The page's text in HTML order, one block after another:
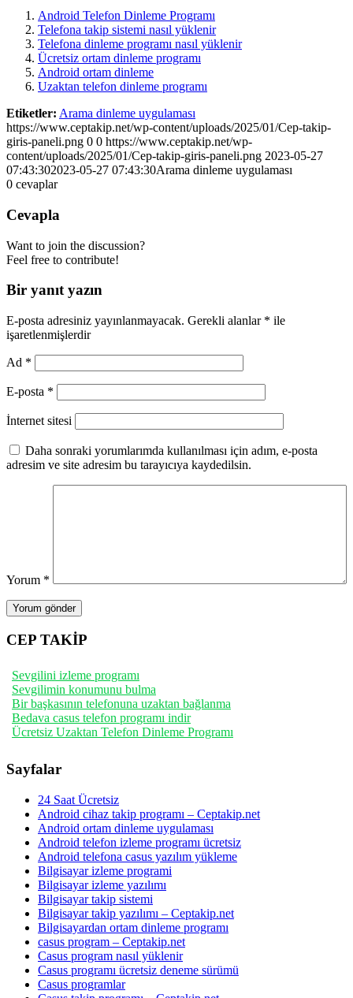
Android Telefon Dinleme Programı
Telefona takip sistemi nasıl yüklenir
Telefona dinleme programı nasıl yüklenir
Ücretsiz ortam dinleme programı
Android ortam dinleme
Uzaktan telefon dinleme programı
Etiketler: Arama dinleme uygulaması
https://www.ceptakip.net/wp-content/uploads/2025/01/Cep-takip-
giris-paneli.png 0 0 https://www.ceptakip.net/wp-
content/uploads/2025/01/Cep-takip-giris-paneli.png 2023-05-27
07:43:302023-05-27 07:43:30Arama dinleme uygulaması
0 cevaplar
Cevapla
Want to join the discussion?
Feel free to contribute!
Bir yanıt yazın
E-posta adresiniz yayınlanmayacak. Gerekli alanlar * ile
işaretlenmişlerdir
Ad *
E-posta *
İnternet sitesi
Daha sonraki yorumlarımda kullanılması için adım, e-posta
adresim ve site adresim bu tarayıcıya kaydedilsin.
Yorum *
CEP TAKİP
Sevgilini izleme programı
Sevgilimin konumunu bulma
Bir başkasının telefonuna uzaktan bağlanma
Bedava casus telefon programı indir
Ücretsiz Uzaktan Telefon Dinleme Programı
Sayfalar
24 Saat Ücretsiz
Android cihaz takip programı – Ceptakip.net
Android ortam dinleme uygulaması
Android telefon izleme programı ücretsiz
Android telefona casus yazılım yükleme
Bilgisayar izleme programi
Bilgisayar izleme yazılımı
Bilgisayar takip sistemi
Bilgisayar takip yazılımı – Ceptakip.net
Bilgisayardan ortam dinleme programı
casus program – Ceptakip.net
Casus program nasıl yüklenir
Casus programı ücretsiz deneme sürümü
Casus programlar